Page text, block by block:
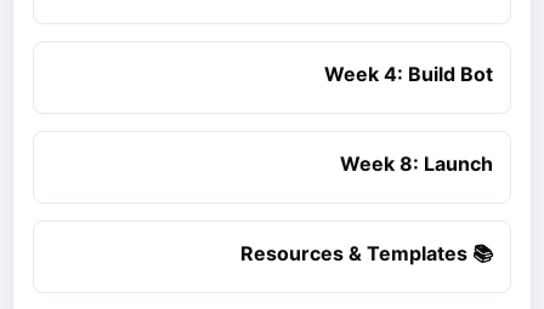
Week 4: Build Bot
Week 8: Launch
📚 Resources & Templates